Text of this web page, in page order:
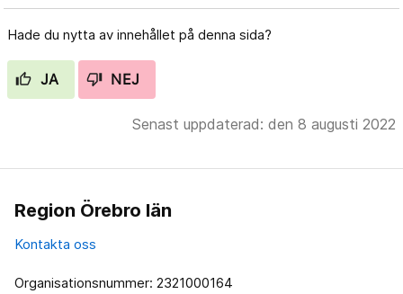
Hade du nytta av innehållet på denna sida?
JA NEJ
Senast uppdaterad: den 8 augusti 2022
Region Örebro län
Kontakta oss
Organisationsnummer: 2321000164